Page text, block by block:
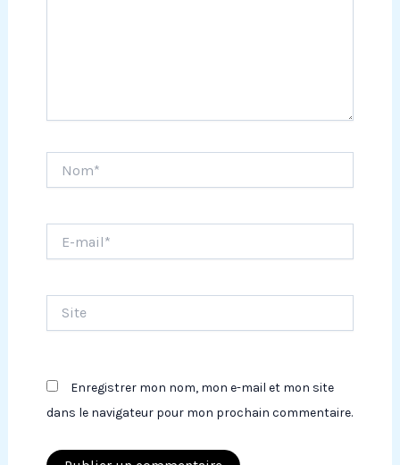
mail*
Enregistrer mon nom, mon e-mail et mon site
dans le navigateur pour mon prochain commentaire.